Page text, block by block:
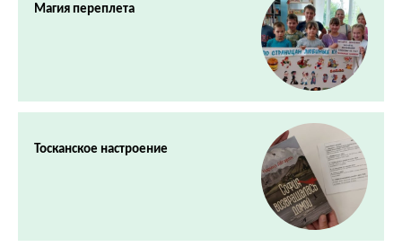
Магия переплета
Тосканское настроение